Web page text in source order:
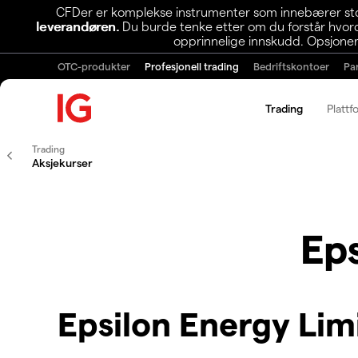
CFDer er komplekse instrumenter som innebærer
leverandøren.Du burde tenke etter om du forstår
opprinnelige innskudd.
OTC-produkter Profesjonell trading Bedriftskontoer
Trading
Trading
Aksjekurser
Epsilon Energy